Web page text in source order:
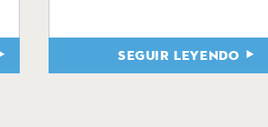
SEGUIR LEYENDO